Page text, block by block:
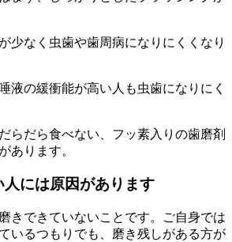
少なく虫歯や歯周病になりにくくなり
液の緩衝能が高い人も虫歯になりにく
らだら食べない、フッ素入りの歯磨剤
あります。
には原因があります
きできていないことです。ご自身では
いるつもりでも、磨き残しがある方が